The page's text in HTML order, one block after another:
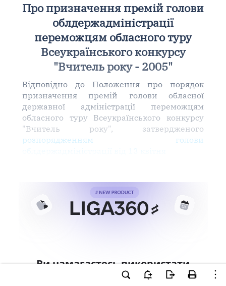
Про призначення премій голови
облдержадміністрації
переможцям обласного туру
Всеукраїнського конкурсу
"Вчитель року - 2005"
Відповідно до Положення про порядок
призначення премій голови обласної
державної адміністрації переможцям
обласного туру Всеукраїнського конкурсу
"Вчитель року", затвердженого
розпорядженням голови
Ви намагаєтесь використати
інструменти для професійної